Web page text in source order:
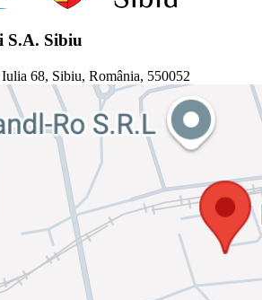
S.A. Sibiu
Iulia 68, Sibiu, România, 550052